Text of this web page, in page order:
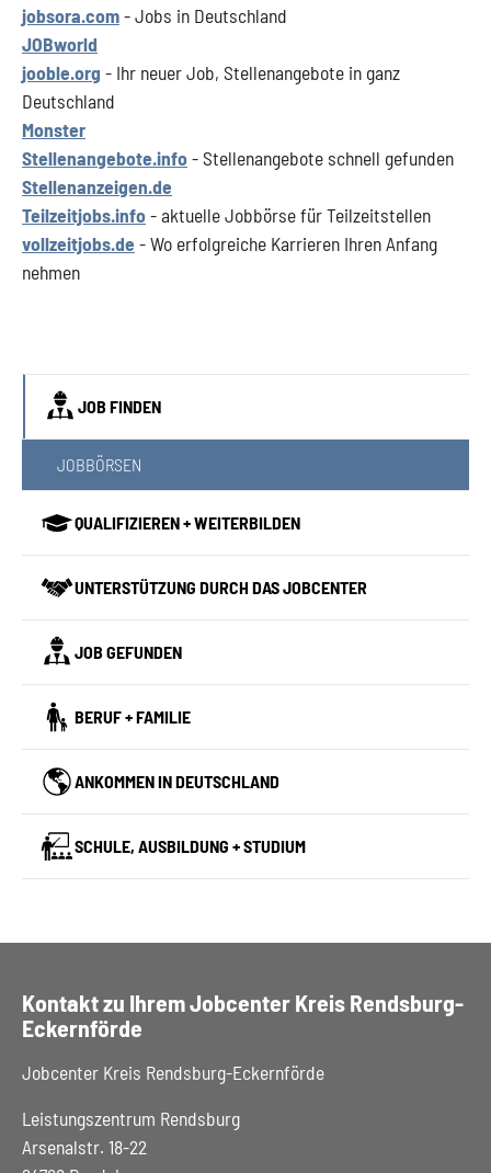
jobsora.com- Jobs in Deutschland
JOBworld
jooble.org - Ihr neuer Job, Stellenangebote in ganz
Deutschland
Monster
Stellenangebote.info- Stellenangebote schnell gefunden
Stellenanzeigen.de
Teilzeitjobs.info- aktuelle Jobbörse für Teilzeitstellen
vollzeitjobs.de - Wo erfolgreiche Karrieren Ihren Anfang
nehmen
JOB FINDEN
JOBBÖRSEN
QUALIFIZIEREN + WEITERBILDEN
UNTERSTÜTZUNG DURCH DAS JOBCENTER
JOB GEFUNDEN
BERUF + FAMILIE
ANKOMMEN IN DEUTSCHLAND
SCHULE, AUSBILDUNG + STUDIUM
Kontakt zu Ihrem Jobcenter Kreis Rendsburg-
Eckernförde
Jobcenter Kreis Rendsburg-Eckernförde
Leistungszentrum Rendsburg
Arsenalstr. 18-22